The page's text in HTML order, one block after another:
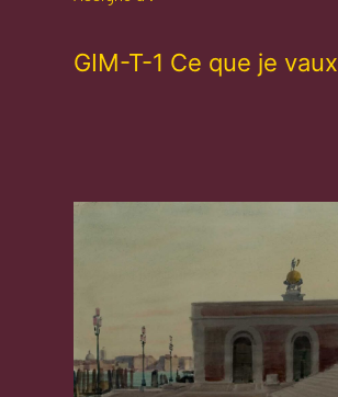
GIM-T-1 Ce que je vaux